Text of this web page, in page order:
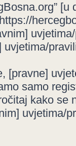
[u
uvjetima/
[pravne]
samo
kako se
uvjetima/